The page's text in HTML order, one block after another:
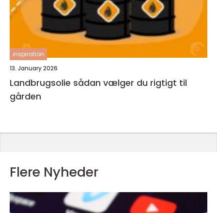
inspiration
13. January 2026
Landbrugsolie sådan vælger du rigtigt til
gården
Flere Nyheder